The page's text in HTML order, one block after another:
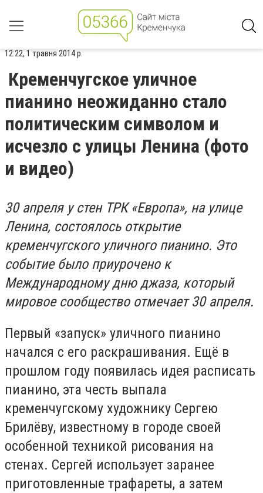
12:22, 1 травня 2014 р.
Кременчугское уличное
пианино неожиданно стало
политическим символом и
исчезло с улицы Ленина (фото
и видео)
30 апреля у стен ТРК «Европа», на улице
Ленина, состоялось открытие
кременчугского уличного пианино. Это
событие было приурочено к
Международному дню джаза, который
мировое сообщество отмечает 30 апреля.
Первый «запуск» уличного пианино
начался с его раскрашивания. Ещё в
прошлом году появилась идея расписать
пианино, эта честь выпала
кременчугскому художнику Сергею
Брилёву, известному в городе своей
особенной техникой рисования на
стенах. Сергей использует заранее
приготовленные трафареты, а затем